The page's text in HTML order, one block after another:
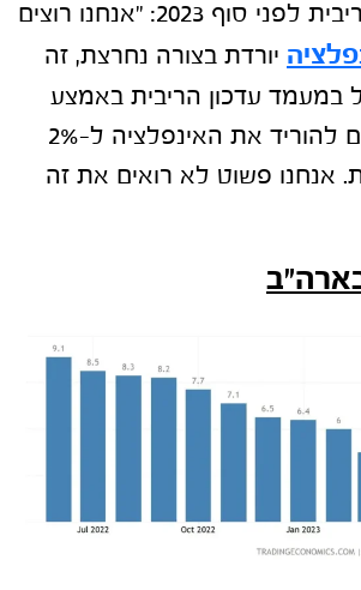
נחזה בהעלאות ריבית לפני סוף 2023: "אנחנו רוצים
יורדת בצורה נחרצת, זה
במעמד עדכון הריבית באמצע
יוני. "אנחנו צריכים להוריד את האינפלציה ל-2%
אנחנו פשוט לא רואים את זה